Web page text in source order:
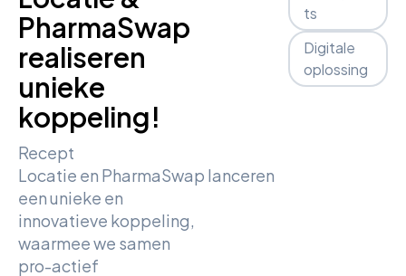
PharmaSwap
realiseren
unieke
koppeling!
Recept
Locatie en PharmaSwap lanceren
een unieke en
innovatieve koppeling,
waarmee we samen
pro-actief
ts
Digitale
oplossing